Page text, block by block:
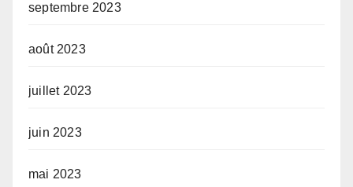
septembre 2023
août 2023
juillet 2023
juin 2023
mai 2023